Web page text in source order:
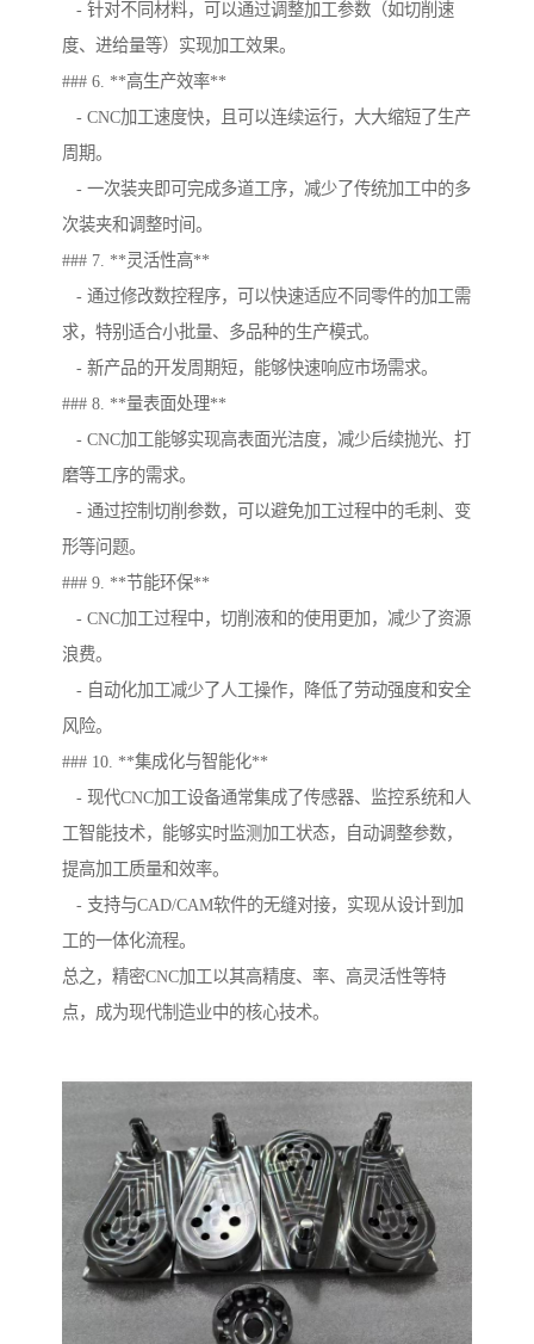
- 针对不同材料，可以通过调整加工参数（如切削速
度、进给量等）实现加工效果。
### 6. **高生产效率**
- CNC加工速度快，且可以连续运行，大大缩短了生产
周期。
- 一次装夹即可完成多道工序，减少了传统加工中的多
次装夹和调整时间。
### 7. **灵活性高**
- 通过修改数控程序，可以快速适应不同零件的加工需
求，特别适合小批量、多品种的生产模式。
- 新产品的开发周期短，能够快速响应市场需求。
### 8. **量表面处理**
- CNC加工能够实现高表面光洁度，减少后续抛光、打
磨等工序的需求。
- 通过控制切削参数，可以避免加工过程中的毛刺、变
形等问题。
### 9. **节能环保**
- CNC加工过程中，切削液和的使用更加，减少了资源
浪费。
- 自动化加工减少了人工操作，降低了劳动强度和安全
风险。
### 10. **集成化与智能化**
- 现代CNC加工设备通常集成了传感器、监控系统和人
工智能技术，能够实时监测加工状态，自动调整参数，
提高加工质量和效率。
- 支持与CAD/CAM软件的无缝对接，实现从设计到加
工的一体化流程。
总之，精密CNC加工以其高精度、率、高灵活性等特
点，成为现代制造业中的核心技术。